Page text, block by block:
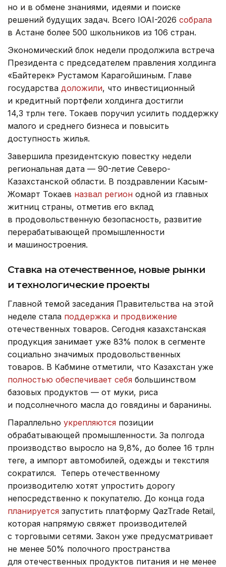
но и в обмене знаниями, идеями и поиске
решений будущих задач. Всего IOAI-2026 собрала
в Астане более 500 школьников из 106 стран.
Экономический блок недели продолжила встреча
Президента с председателем правления холдинга
«Байтерек» Рустамом Карагойшиным. Главе
государства доложили, что инвестиционный
и кредитный портфели холдинга достигли
14,3 трлн теңге. Токаев поручил усилить поддержку
малого и среднего бизнеса и повысить
доступность жилья.
Завершила президентскую повестку недели
региональная дата — 90-летие Северо-
Казахстанской области. В поздравлении Касым-
Жомарт Токаев назвал регион одной из главных
житниц страны, отметив его вклад
в продовольственную безопасность, развитие
перерабатывающей промышленности
и машиностроения.
Ставка на отечественное, новые рынки
и технологические проекты
Главной темой заседания Правительства на этой
неделе стала поддержка и продвижение
отечественных товаров. Сегодня казахстанская
продукция занимает уже 83% полок в сегменте
социально значимых продовольственных
товаров. В Кабмине отметили, что Казахстан уже
полностью обеспечивает себя большинством
базовых продуктов — от муки, риса
и подсолнечного масла до говядины и баранины.
Параллельно укрепляются позиции
обрабатывающей промышленности. За полгода
производство выросло на 9,8%, до более 16 трлн
теңге, а импорт автомобилей, одежды и текстиля
сократился. Теперь отечественному
производителю хотят упростить дорогу
непосредственно к покупателю. До конца года
планируется запустить платформу QazTrade Retail,
которая напрямую свяжет производителей
с торговыми сетями. Закон уже предусматривает
не менее 50% полочного пространства
для отечественных продуктов питания и не менее